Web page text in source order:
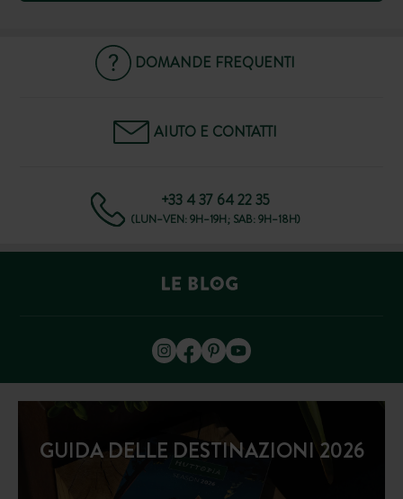
DOMANDE FREQUENTI
AIUTO E CONTATTI
+33 4 37 64 22 35
(LUN–VEN: 9H–19H; SAB: 9H–18H)
GUIDA DELLE DESTINAZIONI 2026